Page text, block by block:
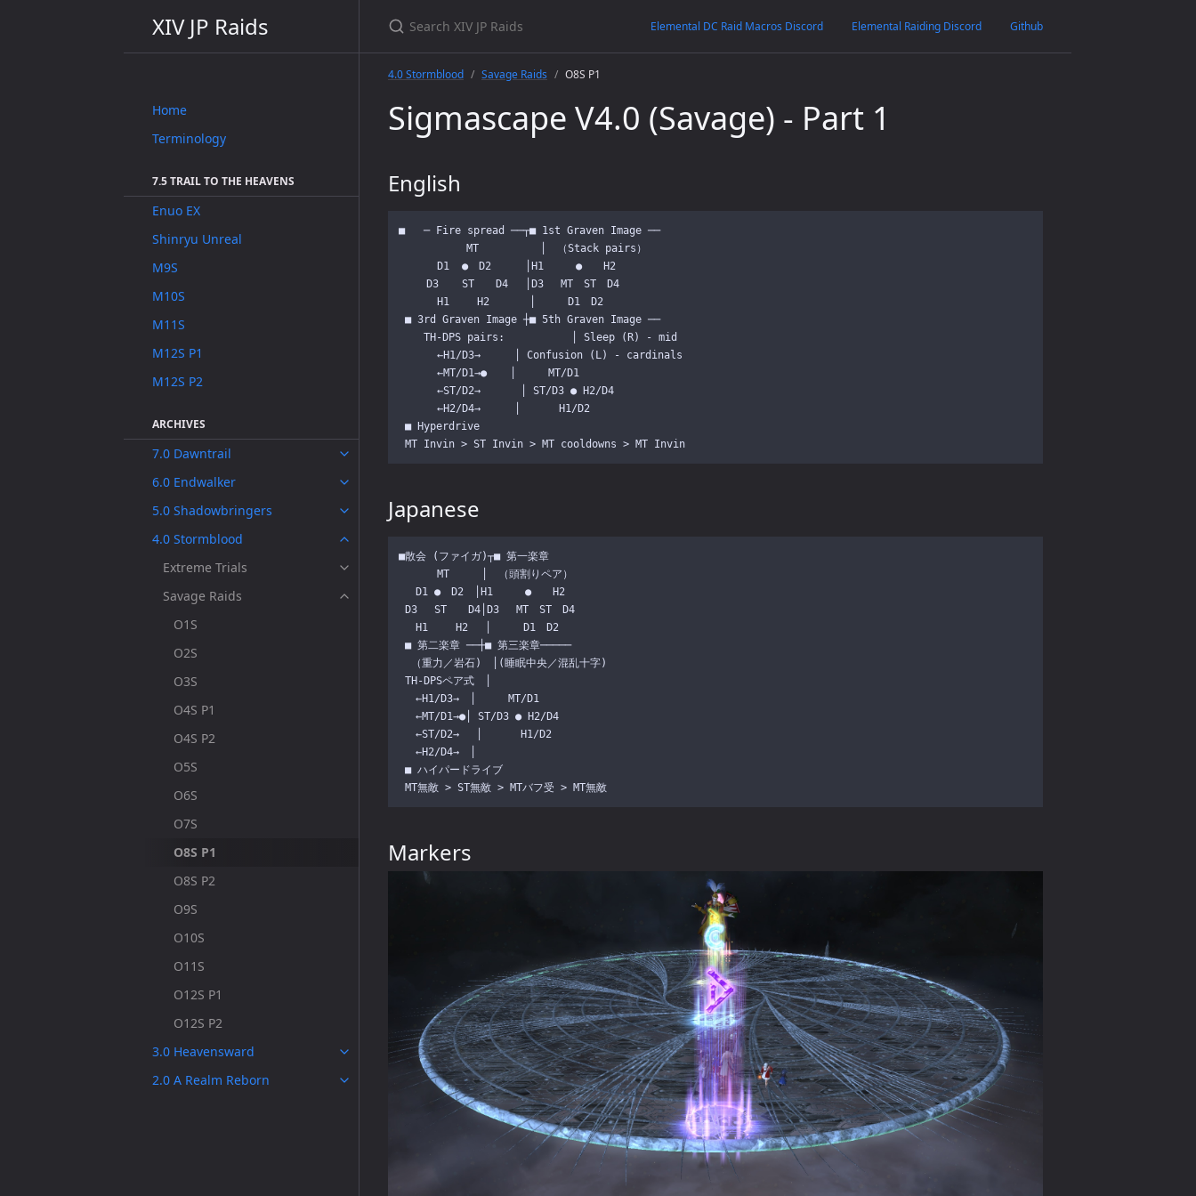
XIV JP Raids
Home
Terminology
7.5 TRAIL TO THE HEAVENS
Enuo EX
Shinryu Unreal
M9S
M10S
M11S
M12S P1
M12S P2
ARCHIVES
7.0 Dawntrail
6.0 Endwalker
5.0 Shadowbringers
4.0 Stormblood
Extreme Trials
Savage Raids
O1S
O2S
O3S
O4S P1
O4S P2
O5S
O6S
O7S
O8S P1
O8S P2
O9S
O10S
O11S
O12S P1
O12S P2
3.0 Heavensward
2.0 A Realm Reborn
Elemental DC Raid Macros Discord Elemental Raiding Discord Github
4.0 Stormblood Savage Raids O8S P1
Sigmascape V4.0 (Savage) - Part 1
English
■   ─ Fire spread ──┬■ 1st Graven Image ──
MT　　　  　 │　（Stack pairs）
D1  ●　D2  　　│H1　　　●　　H2
D3　  ST　　D4　 │D3　 MT　ST　D4
H1　　 H2　 　  │　　　D1　D2
■ 3rd Graven Image ┼■ 5th Graven Image ──
    TH-DPS pairs:         　│ Sleep (R) - mid
←H1/D3→　　  │ Confusion (L) - cardinals
←MT/D1→●  　│　　　MT/D1
←ST/D2→ 　　  │ ST/D3 ● H2/D4
←H2/D4→　　  │　　 　H1/D2
■ Hyperdrive
Japanese
■散会 (ファイガ)┬■ 第一楽章
MT　　　│　（頭割りペア）
D1 ●　D2　│H1　　　●　　H2
D3　 ST　　D4│D3　 MT　ST　D4
H1　　 H2　 │　　　D1　D2
■ 第二楽章 ──┼■ 第三楽章─────
  （重力／岩石)　│(睡眠中央／混乱十字)
TH-DPSペア式　│
←H1/D3→　│　　　MT/D1
←MT/D1→●│ ST/D3 ● H2/D4
←ST/D2→ 　│　　 　H1/D2
←H2/D4→　│
■ ハイパードライブ
Markers